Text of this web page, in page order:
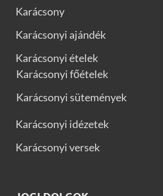
Karácsony
Karácsonyi ajándék
Karácsonyi ételek
Karácsonyi főételek
Karácsonyi sütemények
Karácsonyi idézetek
Karácsonyi versek